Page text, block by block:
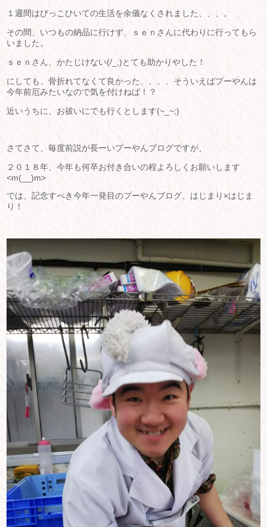
１週間はびっこひいての生活を余儀なくされました、、、。
その間、いつもの納品に行けず、ｓｅｎさんに代わりに行ってもら
いました。
ｓｅｎさん、かたじけない(/_;)とても助かりやした！
にしても、骨折れてなくて良かった、、、、そういえばプーやんは
今年前厄みたいなので気を付けねば！？
近いうちに、お祓いにでも行くとします(~_~;)
さてさて、毎度前説が長ーいプーやんブログですが、
２０１８年、今年も何卒お付き合いの程よろしくお願いします
<m(__)m>
では、記念すべき今年一発目のプーやんブログ、はじまり×はじま
り！